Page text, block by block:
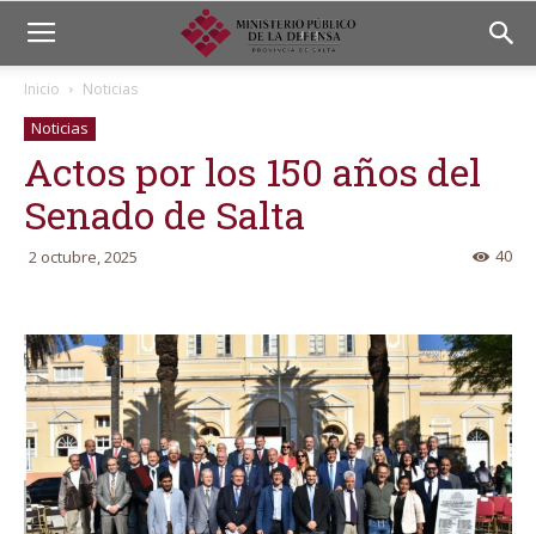
Inicio Noticias
Noticias
Actos por los 150 años del
Senado de Salta
2 octubre, 2025 40